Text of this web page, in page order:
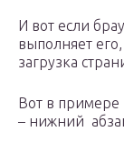
И вот если
выполняет
загрузка
Вот в примере
– нижний